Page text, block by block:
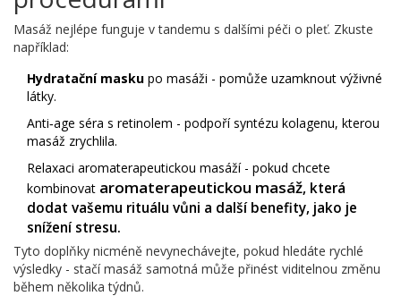
Masáž nejlépe funguje v tandemu s dalšími péči o pleť. Zkuste
například:
Hydratační masku po masáži - pomůže uzamknout výživné
látky.
Anti‑age séra s retinolem - podpoří syntézu kolagenu, kterou
masáž zrychlila.
Relaxaci aromaterapeutickou masáží - pokud chcete
kombinovat aromaterapeutickou masáž, která
dodat vašemu rituálu vůni a další benefity, jako je
snížení stresu.
Tyto doplňky nicméně nevynechávejte, pokud hledáte rychlé
výsledky - stačí masáž samotná může přinést viditelnou změnu
během několika týdnů.